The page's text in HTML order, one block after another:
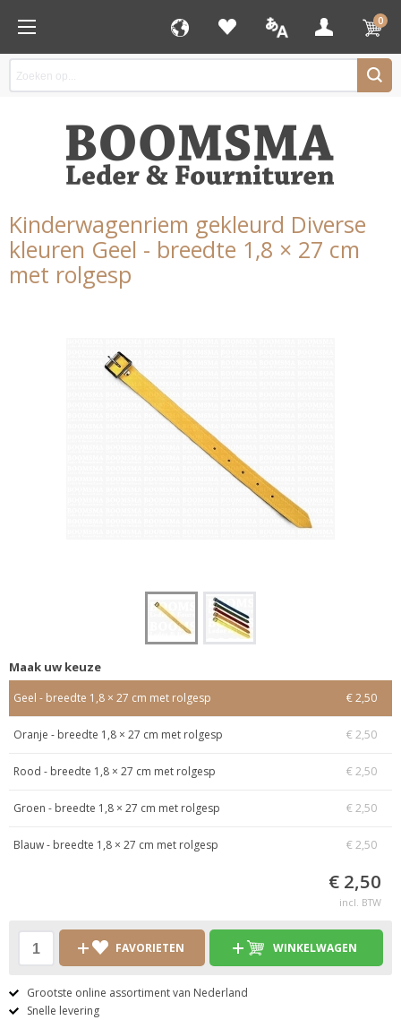
0
Kinderwagenriem gekleurd Diverse
kleuren Geel - breedte 1,8 × 27 cm
met rolgesp
Maak uw keuze
Geel - breedte 1,8 × 27 cm met rolgesp € 2,50
Oranje - breedte 1,8 × 27 cm met rolgesp € 2,50
Rood - breedte 1,8 × 27 cm met rolgesp € 2,50
Groen - breedte 1,8 × 27 cm met rolgesp € 2,50
Blauw - breedte 1,8 × 27 cm met rolgesp € 2,50
€ 2,50
incl. BTW
FAVORIETEN WINKELWAGEN
Grootste online assortiment van Nederland
Snelle levering